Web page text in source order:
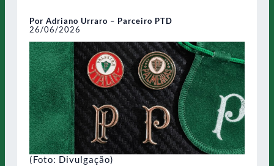
Por Adriano Urraro – Parceiro PTD
26/06/2026
(Foto: Divulgação)